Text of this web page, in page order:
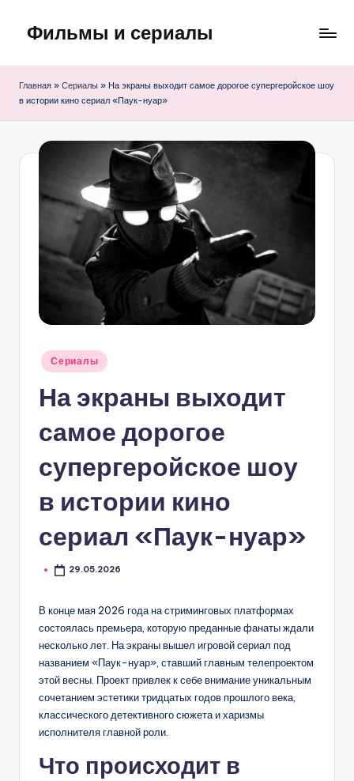
Перейти
содержимому
Фильмы и сериалы
Главная » Сериалы » На экраны выходит самое дорогое супергеройское шоу
в истории кино сериал «Паук-нуар»
Опубликовано
Сериалы
На экраны выходит
самое дорогое
супергеройское шоу
в истории кино
сериал «Паук-нуар»
29.05.2026
В конце мая 2026 года на стриминговых платформах
состоялась премьера, которую преданные фанаты ждали
несколько лет. На экраны вышел игровой сериал под
названием «Паук-нуар», ставший главным телепроектом
этой весны. Проект привлек к себе внимание уникальным
сочетанием эстетики тридцатых годов прошлого века,
классического детективного сюжета и харизмы
исполнителя главной роли.
Что происходит в